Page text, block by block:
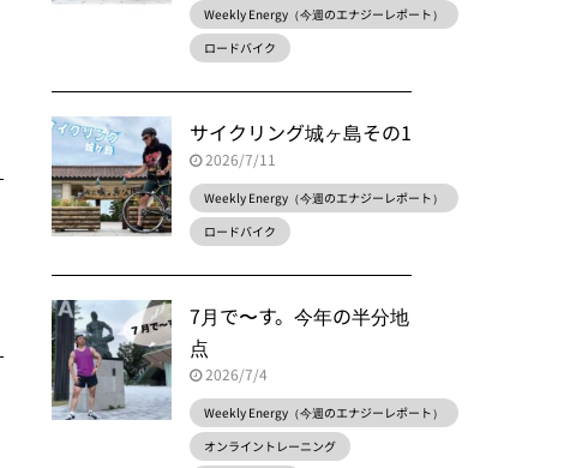
Weekly Energy（今週のエナジーレポート）
ロードバイク
サイクリング城ヶ島その1
2026/7/11
Weekly Energy（今週のエナジーレポート）
ロードバイク
7月で〜す。今年の半分地
点
2026/7/4
Weekly Energy（今週のエナジーレポート）
オンライントレーニング